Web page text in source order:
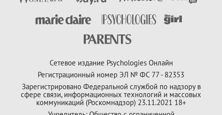
Сетевое издание Psychologies Онлайн
Регистрационный номер ЭЛ № ФС 77 - 82353
Зарегистрировано Федеральной службой по надзору в
сфере связи, информационных технологий и массовых
коммуникаций (Роскомнадзор) 23.11.2021 18+